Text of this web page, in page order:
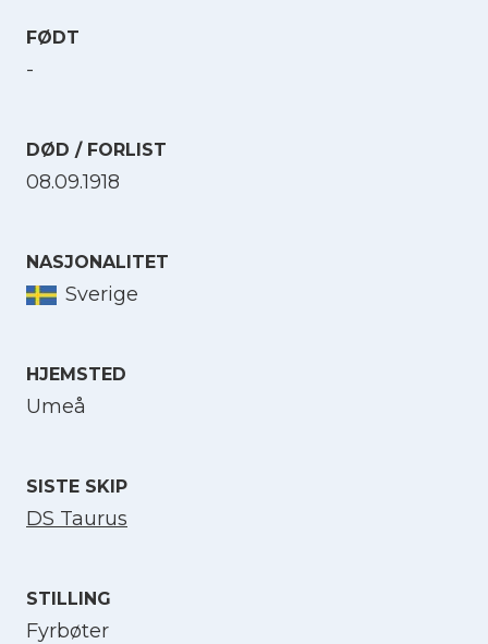
FØDT
-
DØD / FORLIST
08.09.1918
NASJONALITET
Sverige
HJEMSTED
Umeå
SISTE SKIP
DS Taurus
STILLING
Fyrbøter